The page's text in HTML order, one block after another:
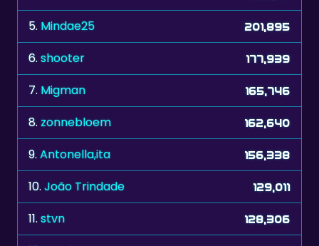
6. shooter 177,939
7. Migman 165,746
8. zonnebloem 162,640
9. Antonella,ita 156,338
10.João Trindade 129,011
11. stvn 128,306
12.jtrindade 127,620